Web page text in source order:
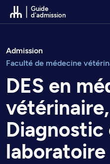
Passer au contenu
Guide
d'admission
Admission
Faculté de médecine
DES en
Diagnostic
laboratoire